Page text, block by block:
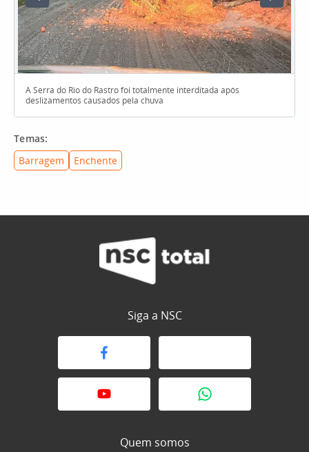
A Serra do Rio do Rastro foi totalmente interditada após
deslizamentos causados pela chuva
Temas:
Barragem
Enchente
Siga a NSC
Quem somos